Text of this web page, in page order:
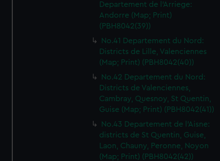
Departement de l'Arriege:
Andorre (Map; Print)
(PBH8042(39))
No.41 Departement du Nord:
Districts de Lille, Valenciennes
(Map; Print) (PBH8042(40))
No.42 Departement du Nord:
Districts de Valenciennes,
Cambray, Quesnoy, St Quentin,
Guise (Map; Print) (PBH8042(41))
No.43 Departement de l'Aisne:
districts de St Quentin, Guise,
Laon, Chauny, Peronne, Noyon
(Map; Print) (PBH8042(42))